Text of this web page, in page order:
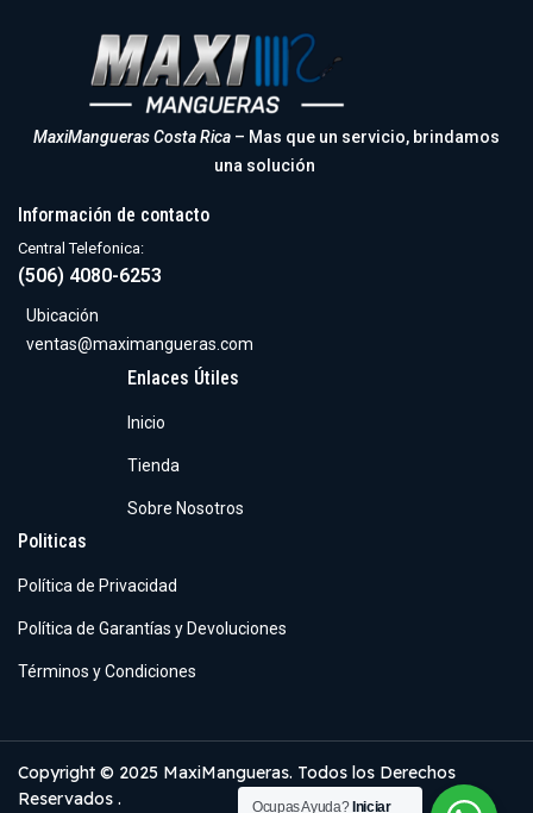
MaxiMangueras Costa Rica – Mas que un servicio, brindamos
una solución
Enlaces Útiles
Inicio
Tienda
Sobre Nosotros
Politicas
Política de Privacidad
Política de Garantías y Devoluciones
Términos y Condiciones
Información de contacto
Central Telefonica:
(506) 4080-6253
Ubicación
ventas@maximangueras.com
Copyright © 2025 MaxiMangueras. Todos los Derechos
Reservados .
Ocupas Ayuda? Iniciar